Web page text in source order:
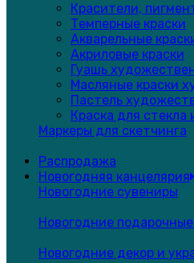
Красители,
Темперные краски
Акварельные
Акриловые краски
Гуашь
Масляные краски
Пастель
Краска для стекла
Маркеры для скетчинга
Распродажа
Новогодняя канцелярия
Новогодние сувениры
Новогодние
Новогодние декор и